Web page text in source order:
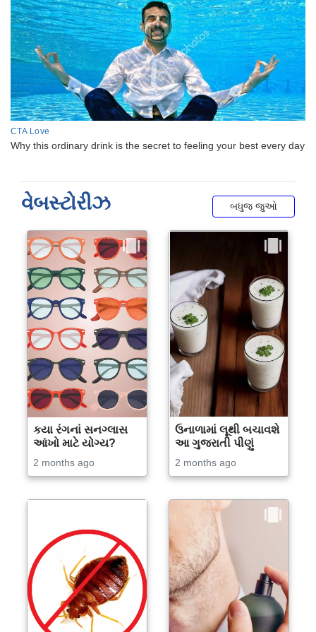
વેબસ્ટોરીઝ બધુજ જુઓ
કયા રંગનાં સનગ્લાસ
આંખો માટે યોગ્ય?
2 months ago
ઉનાળામાં લૂથી બચાવશે
આ ગુજરાતી પીણું
2 months ago